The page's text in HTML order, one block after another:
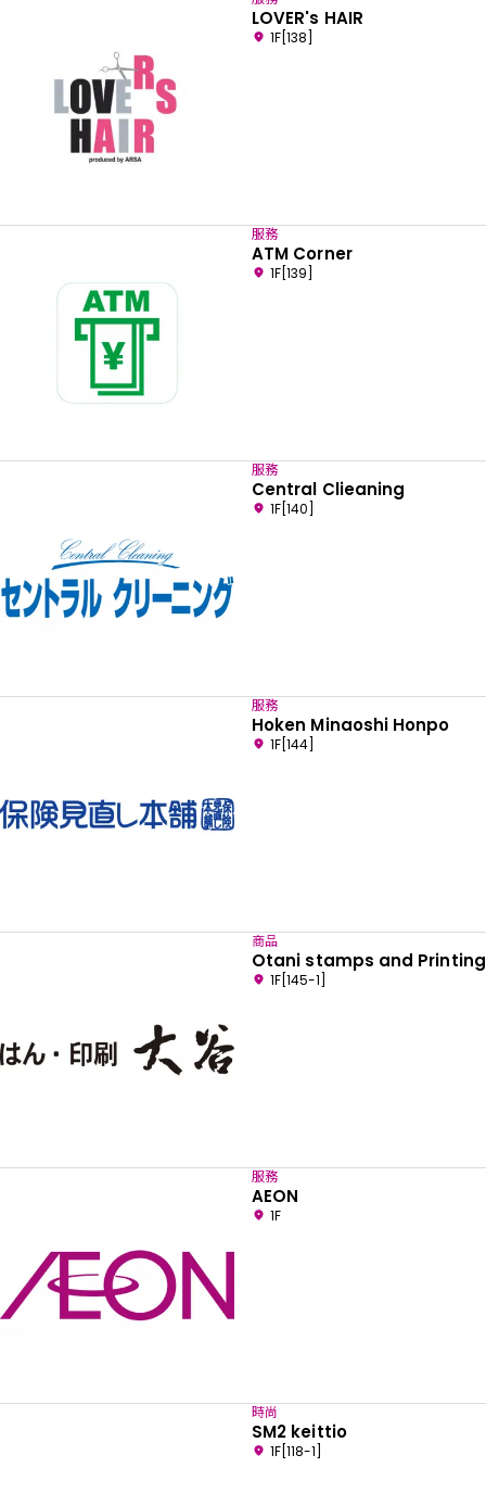
LOVER's HAIR
1F[138]
服務
ATM Corner
1F[139]
服務
Central Clieaning
1F[140]
服務
Hoken Minaoshi Honpo
1F[144]
商品
Otani stamps and Printing
1F[145-1]
服務
AEON
1F
時尚
SM2 keittio
1F[118-1]